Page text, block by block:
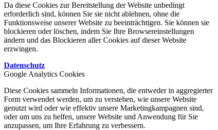
Da diese Cookies zur Bereitstellung der Website unbedingt
erforderlich sind, können Sie sie nicht ablehnen, ohne die
Funktionsweise unserer Website zu beeinträchtigen. Sie können sie
blockieren oder löschen, indem Sie Ihre Browsereinstellungen
ändern und das Blockieren aller Cookies auf dieser Website
erzwingen.
Datenschutz
Google Analytics Cookies
Diese Cookies sammeln Informationen, die entweder in aggregierter
Form verwendet werden, um zu verstehen, wie unsere Website
genutzt wird oder wie effektiv unsere Marketingkampagnen sind,
oder um uns zu helfen, unsere Website und Anwendung für Sie
anzupassen, um Ihre Erfahrung zu verbessern.